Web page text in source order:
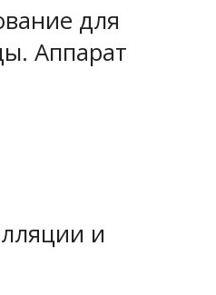
для
Аппарат
и